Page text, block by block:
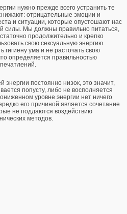
нужно прежде всего устранить те
отрицательные эмоции и
и ситуации, которые опустошают нас
силы. Мы должны правильно питаться,
продолжительно и крепко
свою сексуальную энергию.
гигиену ума и не расточать свою
определяется правильностью
энергии постоянно низок, это значит,
попусту, либо не восполняется
уровне энергии нет ничего
его причиной является сочетание
не поддаются воздействию
методов.